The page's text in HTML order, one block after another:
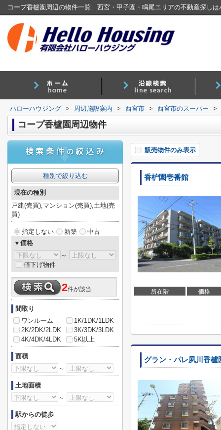
コープ香櫨園周辺の物件一覧｜西宮・甲子園・鳴尾エリアの不動産探し
ハローハウジング > 周辺施設案内 > 西宮市 > 西宮市のスーパー >
コープ香櫨園周辺物件
販売物件のみ表示
香枦園壱番館
所在階 価格
グラン・パレ夙川香櫨
種別で絞り込む
現在の種別
戸建(売買),マンション(売買),土地(売
買)
指定しない 新築
中古
▼価格
～
値下げ物件
2件が該当
間取り
ワンルーム
1K/1DK/1LDK
2K/2DK/2LDK
3K/3DK/3LDK
4K/4DK/4LDK
5K以上
面積
～
土地面積
～
駅からの徒歩